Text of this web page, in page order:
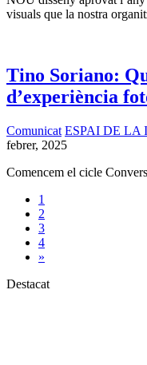
visuals que la nostra
Tino Soriano:
d’experiència
Comunicat ESPAI DE LA
febrer, 2025
Comencem el cicle
1
2
3
4
»
Destacat